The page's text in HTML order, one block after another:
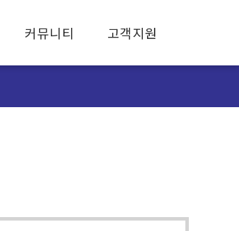
커뮤니티
활동사항
고객지원
FAQ